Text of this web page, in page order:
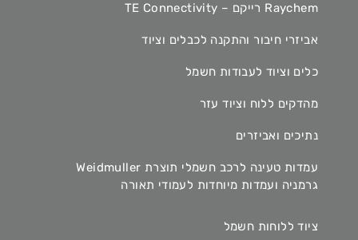
Raychem רייקם – TE Connectivity
אביזרי חיבור והתקנה לכבלים וציוד
כלים וציוד לעבודות חשמל
מהדקים ללוח וציוד עזר
נתיכים ואביזרים
עמדות טעינה לרכב חשמלי תוצרת Weidmuller
גרמניה ועמדות מיוחדות לעמודי תאורה
ציוד ללוחות חשמל